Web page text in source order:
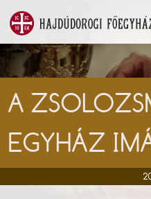
A
EGYHÁZ